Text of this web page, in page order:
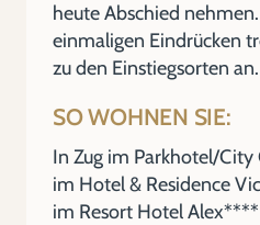
heute Abschied
einmaligen Eindrücken
zu den Einstiegsorten an.
SO WOHNEN SIE:
In Zug im Parkhotel/
im Hotel & Residence
im Resort Hotel